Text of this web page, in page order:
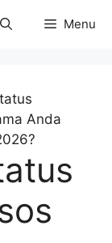
Menu
Anda